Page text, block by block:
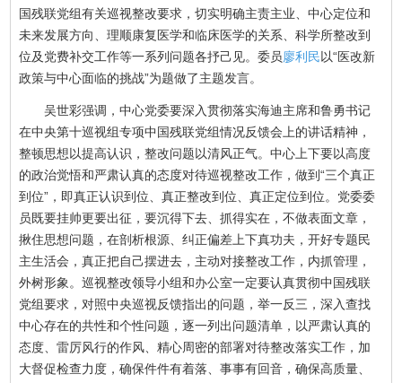
国残联党组有关巡视整改要求，切实明确主责主业、中心定位和
未来发展方向、理顺康复医学和临床医学的关系、科学所整改到
位及党费补交工作等一系列问题各抒己见。委员廖利民以“医改新
政策与中心面临的挑战”为题做了主题发言。
吴世彩强调，中心党委要深入贯彻落实海迪主席和鲁勇书记
在中央第十巡视组专项中国残联党组情况反馈会上的讲话精神，
整顿思想以提高认识，整改问题以清风正气。中心上下要以高度
的政治觉悟和严肃认真的态度对待巡视整改工作，做到“三个真正
到位”，即真正认识到位、真正整改到位、真正定位到位。党委委
员既要挂帅更要出征，要沉得下去、抓得实在，不做表面文章，
揪住思想问题，在剖析根源、纠正偏差上下真功夫，开好专题民
主生活会，真正把自己摆进去，主动对接整改工作，内抓管理，
外树形象。巡视整改领导小组和办公室一定要认真贯彻中国残联
党组要求，对照中央巡视反馈指出的问题，举一反三，深入查找
中心存在的共性和个性问题，逐一列出问题清单，以严肃认真的
态度、雷厉风行的作风、精心周密的部署对待整改落实工作，加
大督促检查力度，确保件件有着落、事事有回音，确保高质量、